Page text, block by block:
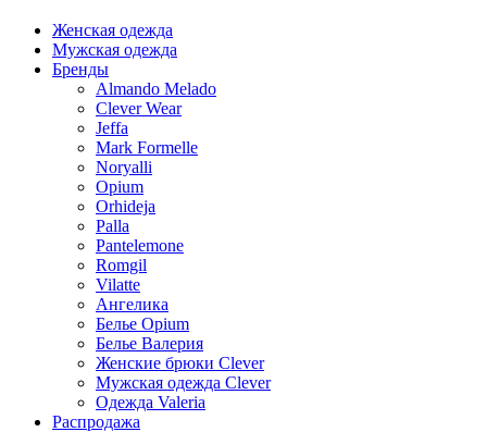
Женская одежда
Мужская одежда
Бренды
Almando Melado
Clever Wear
Jeffa
Mark Formelle
Noryalli
Opium
Orhideja
Palla
Pantelemone
Romgil
Vilatte
Ангелика
Белье Opium
Белье Валерия
Женские брюки Clever
Мужская одежда Clever
Одежда Valeria
Распродажа